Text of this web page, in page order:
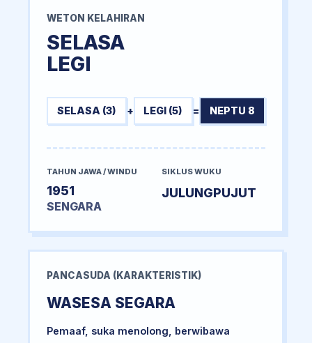
WETON KELAHIRAN
SELASA
LEGI
SELASA (3) + LEGI (5) = NEPTU 8
TAHUN JAWA / WINDU
1951
SENGARA
SIKLUS WUKU
JULUNGPUJUT
PANCASUDA (KARAKTERISTIK)
WASESA SEGARA
Pemaaf, suka menolong, berwibawa